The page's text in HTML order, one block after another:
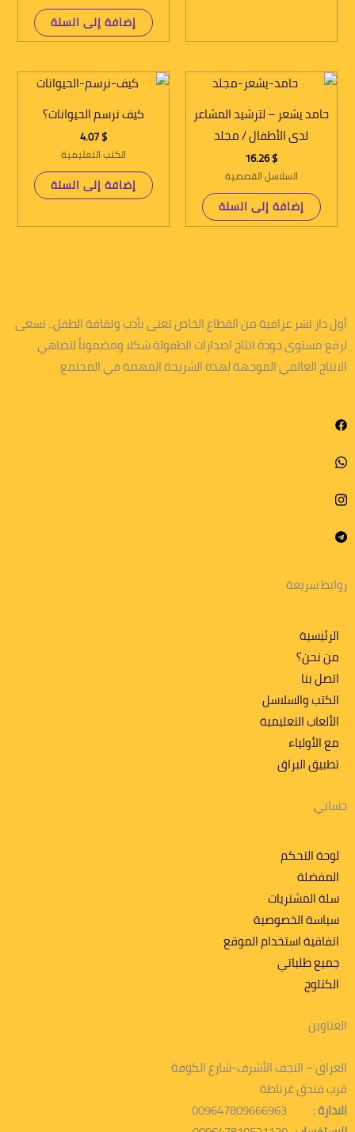
إضافة إلى السلة
حامد يشعر – لترشيد المشاعر
لدى الأطفال / مجلد
$
16.26
السلاسل القصصية
إضافة إلى السلة
كيف نرسم الحيوانات؟
$
الكتب التعليمية
إضافة إلى السلة
أول دار نشر عراقية من القطاع الخاص تعنى بأدب وثقافة الطفل.. تسعى
لرفع مستوى جودة انتاج اصدارات الطفولة شكلا ومضموناً لتضاهي
الانتاج العالمي الموجهة لهذه الشريحة المهمة في المجتمع
روابط سريعة
الرئيسية
من نحن؟
اتصل بنا
الكتب والسلاسل
الألعاب التعليمية
مع الأولياء
تطبیق البراق
حسابي
لوحة التحكم
المفضلة
سلة المشتريات
سياسة الخصوصية
اتفاقية استخدام الموقع
جميع طلباتي
الكتلوج
العناوين
العراق – النجف الأشرف-شارع الكوفة
قرب فندق غرناطة
الادارة : 009647809666963